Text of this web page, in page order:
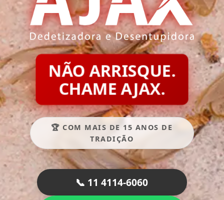
NÃO ARRISQUE.
CHAME AJAX.
🏆 COM MAIS DE 15 ANOS DE
TRADIÇÃO
📞 11 4114-6060